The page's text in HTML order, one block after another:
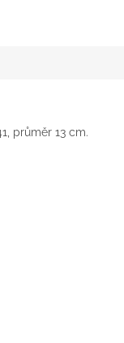
průměr 13 cm.